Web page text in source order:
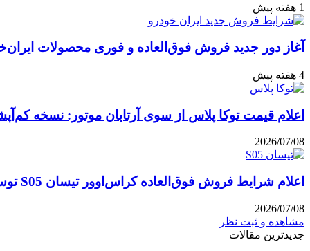
1 هفته پیش
آغاز دور جدید فروش فوق‌العاده و فوری محصولات
4 هفته پیش
اعلام قیمت توکا پلاس از سوی آرتابان موتور: نسخه کم‌آپشن با چه
2026/07/08
اعلام شرایط فروش فوق‌العاده کراس‌اوور تیسان S05 توسط تیگارد موتور: قیمت قطعی و جزئیات اقساطی تیر ۱۴۰۵
2026/07/08
مشاهده و ثبت نظر
جدیدترین مقالات